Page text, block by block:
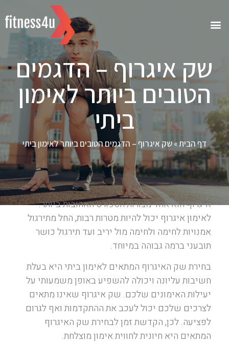
שק איגרוף – הדגמים
הטובים ביותר לאימון
ביתי
דף הבית»שק איגרוף – הדגמים הטובים ביותר לאימון ביתי
איגרוף הוא אחד מצורות הספורט האהובות ביותר.
לאימון איגרוף יכול להיות מטרות רבות, החל מתירגול
אמנויות לחימה ולחימה מול יריב ועד תירגול כושר
תובעני ברמה גבוהה במיוחד.
בחירת שק האיגרוף המתאים לאימון ביתי היא בעלת
חשיבות עליונה ויכולה להשפיע באופן משמעותי על
יעילות האימונים שלכם. שק איגרוף שאינו מתאים
לצרכים שלכם יכול לעכב את ההתקדמות ואף לגרום
לפציעה. לכן, הקדשת זמן לבחירת שק האיגרוף
המתאים היא חיונית לחווית אימון מוצלחת.